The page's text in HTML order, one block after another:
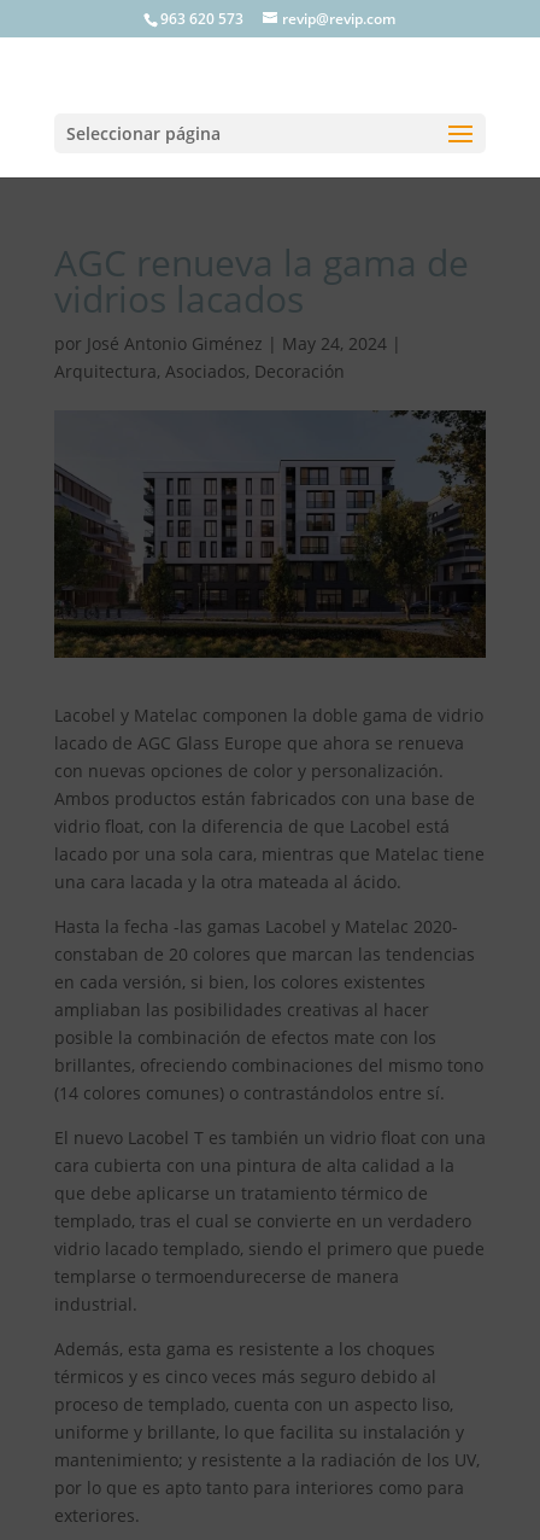
963 620 573 revip@revip.com
Seleccionar página
AGC renueva la gama de
vidrios lacados
por José Antonio Giménez | May 24, 2024|
Arquitectura, Asociados, Decoración
Lacobel y Matelac componen la doble gama de vidrio
lacado de AGC Glass Europe que ahora se renueva
con nuevas opciones de color y personalización.
Ambos productos están fabricados con una base de
vidrio float, con la diferencia de que Lacobel está
lacado por una sola cara, mientras que Matelac tiene
una cara lacada y la otra mateada al ácido.
Hasta la fecha -las gamas Lacobel y Matelac 2020-
constaban de 20 colores que marcan las tendencias
en cada versión, si bien, los colores existentes
ampliaban las posibilidades creativas al hacer
posible la combinación de efectos mate con los
brillantes, ofreciendo combinaciones del mismo tono
(14 colores comunes) o contrastándolos entre sí.
El nuevo Lacobel T es también un vidrio float con una
cara cubierta con una pintura de alta calidad a la
que debe aplicarse un tratamiento térmico de
templado, tras el cual se convierte en un verdadero
vidrio lacado templado, siendo el primero que puede
templarse o termoendurecerse de manera
industrial.
Además, esta gama es resistente a los choques
térmicos y es cinco veces más seguro debido al
proceso de templado, cuenta con un aspecto liso,
uniforme y brillante, lo que facilita su instalación y
mantenimiento; y resistente a la radiación de los UV,
por lo que es apto tanto para interiores como para
exteriores.